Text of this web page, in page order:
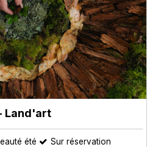
Land'art
été
Sur réservation